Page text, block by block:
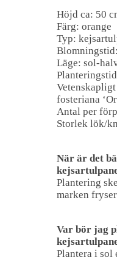
Höjd ca: 50
Färg: orange
Typ:
Läge: sol-
fosteriana
Antal per
Storlek lök/
När är det
Plantering
marken
Var bör jag
Plantera i sol